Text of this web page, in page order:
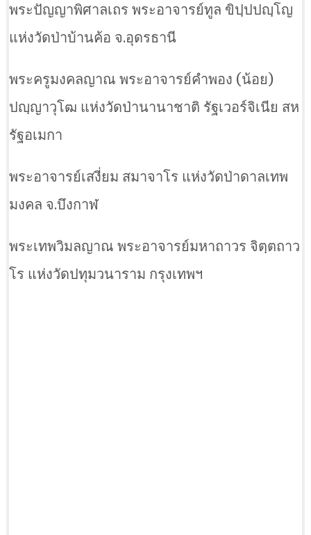
พระปัญญาพิศาลเถร พระอาจารย์ทูล ขิปฺปปญฺโญ
แห่งวัดป่าบ้านค้อ จ.อุดรธานี
พระครูมงคลญาณ พระอาจารย์คำพอง (น้อย)
ปญฺญาวุโฒ แห่งวัดป่านานาชาติ รัฐเวอร์จิเนีย สห
รัฐอเมกา
พระอาจารย์เสงี่ยม สมาจาโร แห่งวัดป่าดาลเทพ
มงคล จ.บึงกาฬ
พระเทพวิมลญาณ พระอาจารย์มหาถาวร จิตฺตถาว
โร แห่งวัดปทุมวนาราม กรุงเทพฯ